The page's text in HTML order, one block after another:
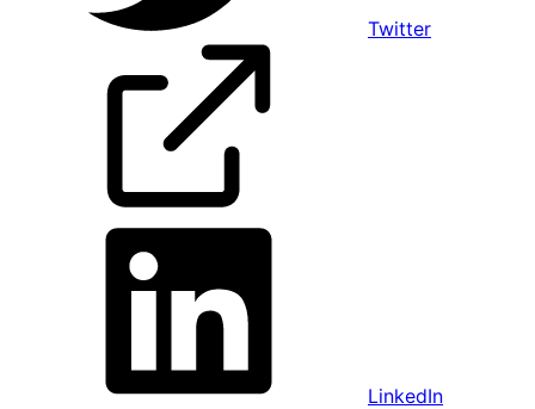
Twitter
LinkedIn